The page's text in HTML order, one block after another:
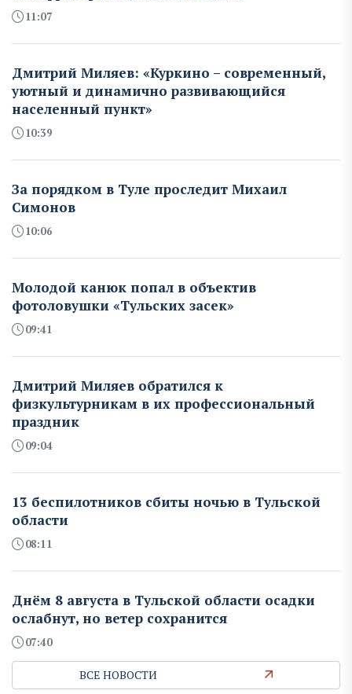
11:07
Дмитрий Миляев: «Куркино – современный,
уютный и динамично развивающийся
населенный пункт»
10:39
За порядком в Туле проследит Михаил
Симонов
10:06
Молодой канюк попал в объектив
фотоловушки «Тульских засек»
09:41
Дмитрий Миляев обратился к
физкультурникам в их профессиональный
праздник
09:04
13 беспилотников сбиты ночью в Тульской
области
08:11
Днём 8 августа в Тульской области осадки
ослабнут, но ветер сохранится
07:40
ВСЕ НОВОСТИ